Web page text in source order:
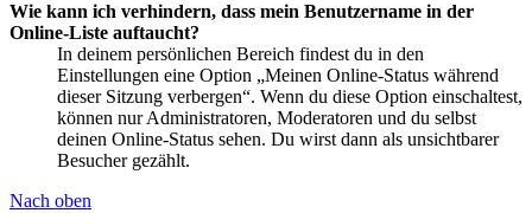
Wie kann ich verhindern, dass mein Benutzername in der
Online-Liste auftaucht?
In deinem persönlichen Bereich findest du in den
Einstellungen eine Option „Meinen Online-Status während
dieser Sitzung verbergen“. Wenn du diese Option einschaltest,
können nur Administratoren, Moderatoren und du selbst
deinen Online-Status sehen. Du wirst dann als unsichtbarer
Besucher gezählt.
Nach oben